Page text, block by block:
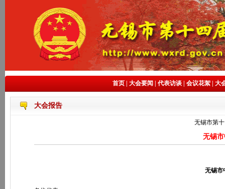
首页 大会要闻 代表访谈 会议花絮 大
大会报告
无锡市第
无锡
无锡市